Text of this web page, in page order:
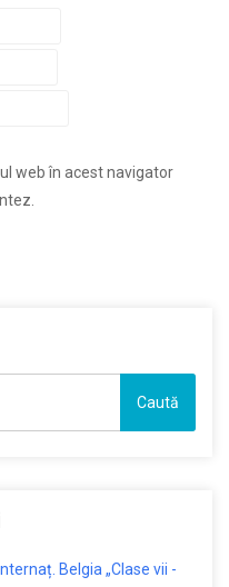
web în acest navigator
Belgia „Clase vii -